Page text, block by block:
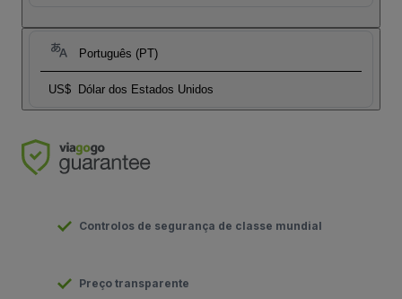
Português (PT)
US$ Dólar dos Estados Unidos
Controlos de segurança de classe mundial
Preço transparente